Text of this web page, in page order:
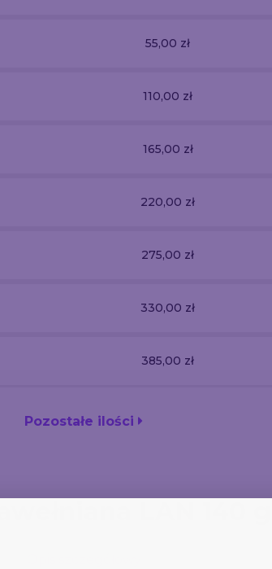
55,00 zł
110,00 zł
165,00 zł
220,00 zł
275,00 zł
330,00 zł
385,00 zł
Pozostałe ilości
LAN 140 g